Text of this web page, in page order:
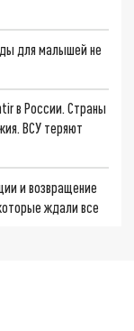
для малышей не
в России. Страны
ВСУ теряют
и возвращение
ждали все